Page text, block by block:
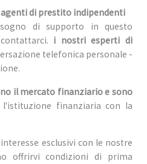
di prestito indipendenti
di supporto in questo
i nostri esperti di
telefonica personale -
il mercato finanziario e sono
finanziaria con la
esclusivi con le nostre
offrirvi condizioni di prima